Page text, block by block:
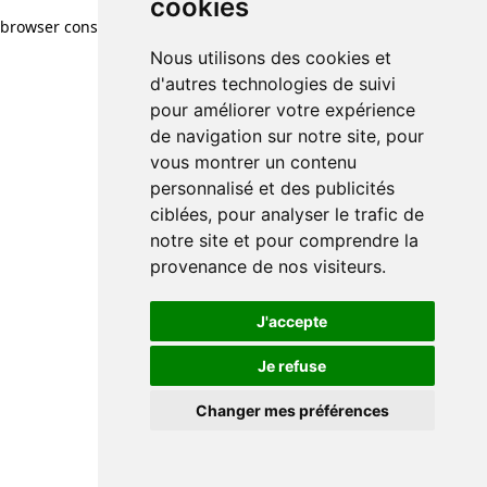
cookies
Nous utilisons des cookies et
d'autres technologies de suivi
pour améliorer votre expérience
de navigation sur notre site, pour
vous montrer un contenu
personnalisé et des publicités
ciblées, pour analyser le trafic de
notre site et pour comprendre la
provenance de nos visiteurs.
J'accepte
Je refuse
Changer mes préférences
browser console for more information)